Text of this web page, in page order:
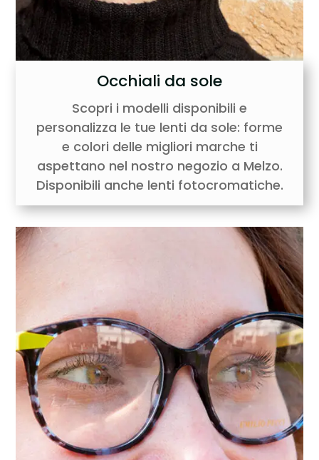
Occhiali da sole
Scopri i modelli disponibili e
personalizza le tue lenti da sole: forme
e colori delle migliori marche ti
aspettano nel nostro negozio a Melzo.
Disponibili anche lenti fotocromatiche.